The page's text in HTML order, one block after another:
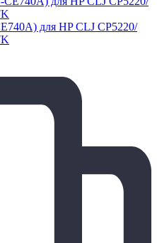
для HP CLJ CP5220/